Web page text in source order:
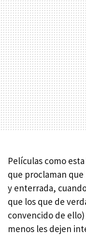
Películas como
que proclaman
y enterrada,
que los que de
convencido de
menos les dejen